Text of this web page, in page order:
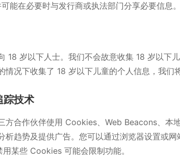
能在必要时与发行商或执法部门分享必要信息。
18 岁以下人士。我们不会故意收集 18 岁以下
情况下收集了 18 岁以下儿童的个人信息，我们
技术
方合作伙伴使用 Cookies、Web Beacons、本
析趋势及提供广告。您可以通过浏览器设置或
某些 Cookies 可能会限制功能。